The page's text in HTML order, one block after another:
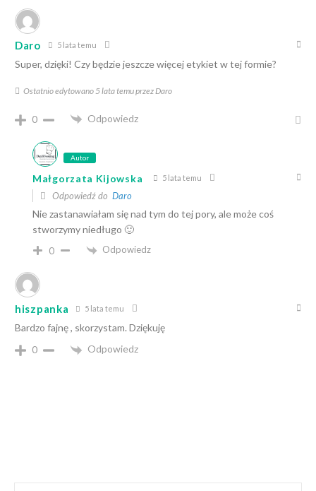
Daro 5 lata temu
Super, dzięki! Czy będzie jeszcze więcej etykiet w tej formie?
Ostatnio edytowano 5 lata temu przez Daro
0 Odpowiedz
Autor
Małgorzata Kijowska 5 lata temu
Odpowiedź do Daro
Nie zastanawiałam się nad tym do tej pory, ale może coś
stworzymy niedługo 🙂
0 Odpowiedz
hiszpanka 5 lata temu
Bardzo fajnę , skorzystam. Dziękuję
0
Odpowiedz